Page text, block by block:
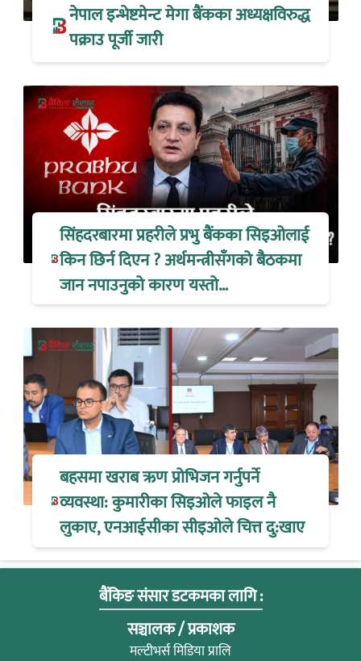
नेपाल इन्भेष्टमेन्ट मेगा बैंकका अध्यक्षविरुद्ध
पक्राउ पूर्जी जारी
सिंहदरबारमा प्रहरीले प्रभु बैंकका सिइओलाई
किन छिर्न दिएन ? अर्थमन्त्रीसँगको बैठकमा
जान नपाउनुको कारण यस्तो…
बहसमा खराब ऋण प्रोभिजन गर्नुपर्ने
व्यवस्था: कुमारीका सिइओले फाइल नै
लुकाए, एनआईसीका सीइओले चित्त दु:खाए
बैंकिङ संसार डटकमका लागि :
सञ्चालक / प्रकाशक
मल्टीभर्स मिडिया प्रालि